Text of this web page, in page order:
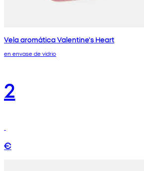
Vela aromática Valentine's Heart
en envase de vidrio
2
€